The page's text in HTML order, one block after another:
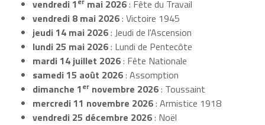
vendredi 1
mai 2026: Fête du Travail
vendredi 8 mai 2026: Victoire 1945
jeudi 14 mai 2026: Jeudi de l'Ascension
lundi 25 mai 2026: Lundi de Pentecôte
mardi 14 juillet 2026: Fête Nationale
samedi 15 août 2026: Assomption
dimanche 1er novembre 2026: Toussaint
mercredi 11 novembre 2026: Armistice 1918
vendredi 25 décembre 2026: Noël